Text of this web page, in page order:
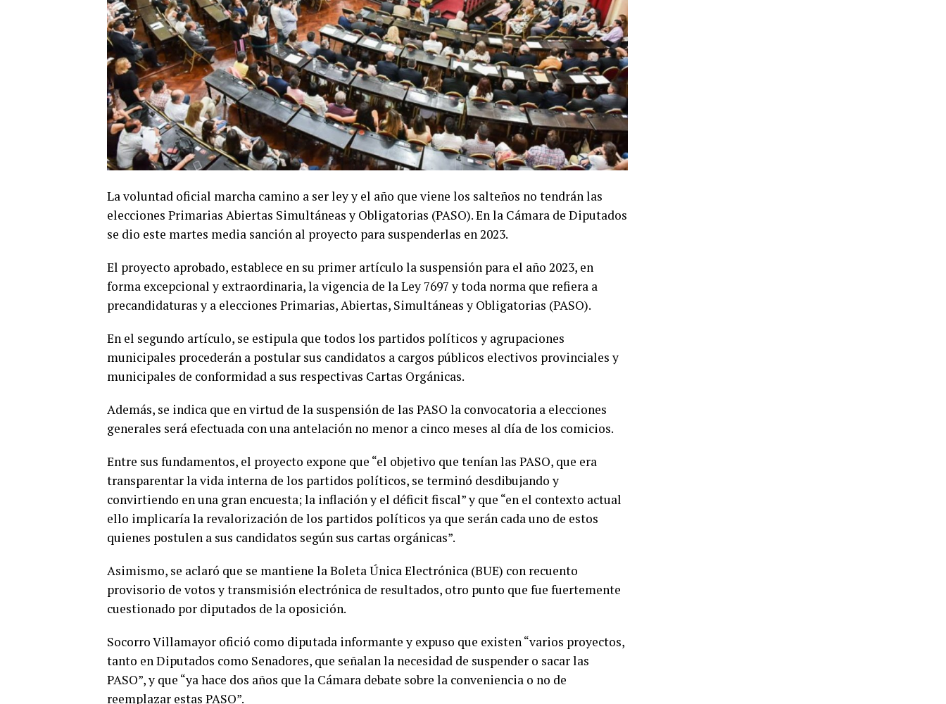
La voluntad oficial marcha camino a ser ley y el año que viene los salteños no tendrán las
elecciones Primarias Abiertas Simultáneas y Obligatorias (PASO). En la Cámara de Diputados
se dio este martes media sanción al proyecto para suspenderlas en 2023.
El proyecto aprobado, establece en su primer artículo la suspensión para el año 2023, en
forma excepcional y extraordinaria, la vigencia de la Ley 7697 y toda norma que refiera a
precandidaturas y a elecciones Primarias, Abiertas, Simultáneas y Obligatorias (PASO).
En el segundo artículo, se estipula que todos los partidos políticos y agrupaciones
municipales procederán a postular sus candidatos a cargos públicos electivos provinciales y
municipales de conformidad a sus respectivas Cartas Orgánicas.
Además, se indica que en virtud de la suspensión de las PASO la convocatoria a elecciones
generales será efectuada con una antelación no menor a cinco meses al día de los comicios.
Entre sus fundamentos, el proyecto expone que “el objetivo que tenían las PASO, que era
transparentar la vida interna de los partidos políticos, se terminó desdibujando y
convirtiendo en una gran encuesta; la inflación y el déficit fiscal” y que “en el contexto actual
ello implicaría la revalorización de los partidos políticos ya que serán cada uno de estos
quienes postulen a sus candidatos según sus cartas orgánicas”.
Asimismo, se aclaró que se mantiene la Boleta Única Electrónica (BUE) con recuento
provisorio de votos y transmisión electrónica de resultados, otro punto que fue fuertemente
cuestionado por diputados de la oposición.
Socorro Villamayor ofició como diputada informante y expuso que existen “varios proyectos,
tanto en Diputados como Senadores, que señalan la necesidad de suspender o sacar las
PASO”, y que “ya hace dos años que la Cámara debate sobre la conveniencia o no de
reemplazar estas PASO”.